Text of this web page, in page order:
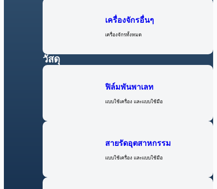
เครื่องจักรอื่นๆ
เครื่องจักรทั้งหมด
วัสดุ
ฟิล์มพันพาเลท
แบบใช้เครื่อง และแบบใช้มือ
สายรัดอุตสาหกรรม
แบบใช้เครื่อง และแบบใช้มือ